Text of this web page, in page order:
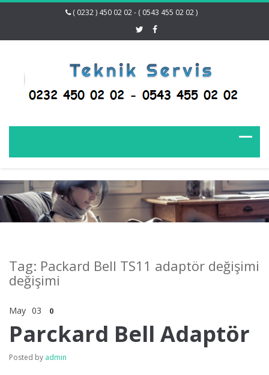
( 0232 ) 450 02 02 - ( 0543 455 02 02 )
Tag: Packard Bell TS11 adaptör değişimi
değişimi
May 03 0
Parckard Bell Adaptör
Posted by admin